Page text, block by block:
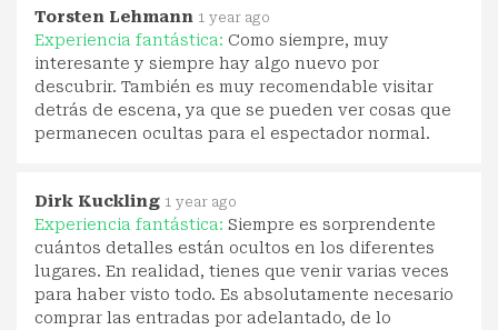
Torsten Lehmann 1 year ago
Experiencia fantástica: Como siempre, muy
interesante y siempre hay algo nuevo por
descubrir. También es muy recomendable visitar
detrás de escena, ya que se pueden ver cosas que
permanecen ocultas para el espectador normal.
Dirk Kuckling 1 year ago
Experiencia fantástica: Siempre es sorprendente
cuántos detalles están ocultos en los diferentes
lugares. En realidad, tienes que venir varias veces
para haber visto todo. Es absolutamente necesario
comprar las entradas por adelantado, de lo